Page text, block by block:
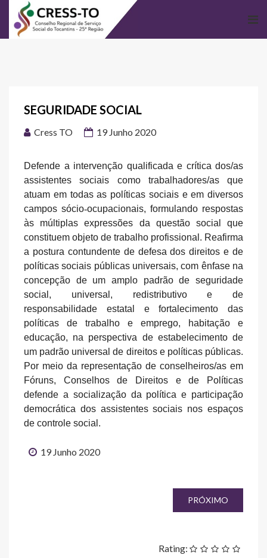
SEGURIDADE SOCIAL
Cress TO 19 Junho 2020
Defende a intervenção qualificada e crítica dos/as
assistentes sociais como trabalhadores/as que
atuam em todas as políticas sociais e em diversos
campos sócio‐ocupacionais, formulando respostas
às múltiplas expressões da questão social que
constituem objeto de trabalho profissional. Reafirma
a postura contundente de defesa dos direitos e de
políticas sociais públicas universais, com ênfase na
concepção de um amplo padrão de seguridade
social, universal, redistributivo e de
responsabilidade estatal e fortalecimento das
políticas de trabalho e emprego, habitação e
educação, na perspectiva de estabelecimento de
um padrão universal de direitos e políticas públicas.
Por meio da representação de conselheiros/as em
Fóruns, Conselhos de Direitos e de Políticas
defende a socialização da política e participação
democrática dos assistentes sociais nos espaços
de controle social.
19 Junho 2020
PRÓXIMO
Rating: